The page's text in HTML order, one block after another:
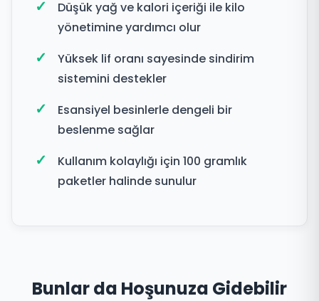
Düşük yağ ve kalori içeriği ile kilo
yönetimine yardımcı olur
Yüksek lif oranı sayesinde sindirim
sistemini destekler
Esansiyel besinlerle dengeli bir
beslenme sağlar
Kullanım kolaylığı için 100 gramlık
paketler halinde sunulur
Bunlar da Hoşunuza Gidebilir